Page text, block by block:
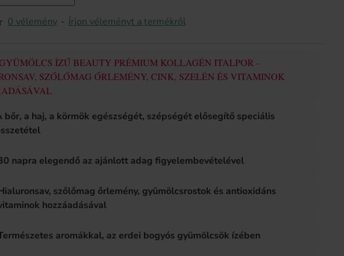
0 vélemény - Írjon véleményt a termékről
ÍZŰ BEAUTY PRÉMIUM KOLLAGÉN ITALPOR -
SZŐLŐMAG ŐRLEMÉNY, CINK, SZELÉN ÉS VITAMINOK
bőr, a haj, a körmök egészségét, szépségét elősegítő speciális
napra elegendő az ajánlott adag figyelembevételével
szőlőmag őrlemény, gyümölcsrostok és antioxidáns
hozzáadásával
aromákkal, az erdei bogyós gyümölcsök ízében